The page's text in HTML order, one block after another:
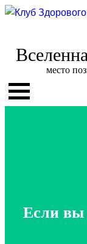
место
Если вы